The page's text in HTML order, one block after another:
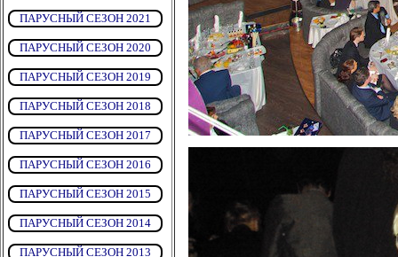
ПАРУСНЫЙ СЕЗОН 2021
ПАРУСНЫЙ СЕЗОН 2020
ПАРУСНЫЙ СЕЗОН 2019
ПАРУСНЫЙ СЕЗОН 2018
ПАРУСНЫЙ СЕЗОН 2017
ПАРУСНЫЙ СЕЗОН 2016
ПАРУСНЫЙ СЕЗОН 2015
ПАРУСНЫЙ СЕЗОН 2014
ПАРУСНЫЙ СЕЗОН 2013